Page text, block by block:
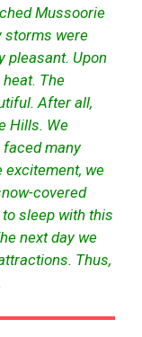
Mussoorie
storms were
pleasant. Upon
The
After all,
Hills. We
many
excitement, we
covered
sleep with this
next day we
Thus,